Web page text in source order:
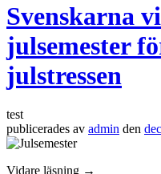
Svenskarna
julsemester
julstressen
test
publicerades av admin den
Vidare läsning →